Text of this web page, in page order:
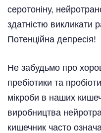
серотоніну,
здатністю викликати
Потенційна депресія!
Не забудьмо про
пребіотики та
мікроби в наших
виробництва
кишечник часто